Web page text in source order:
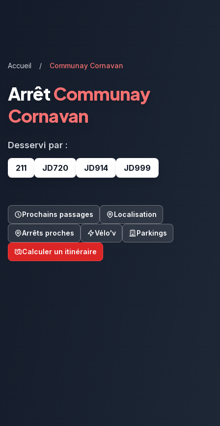
Accueil / Communay Cornavan
ArrêtCommunay
Cornavan
Desservi par :
211 JD720 JD914 JD999
Prochains passages Localisation
Arrêts proches Vélo'v Parkings
Calculer un itinéraire